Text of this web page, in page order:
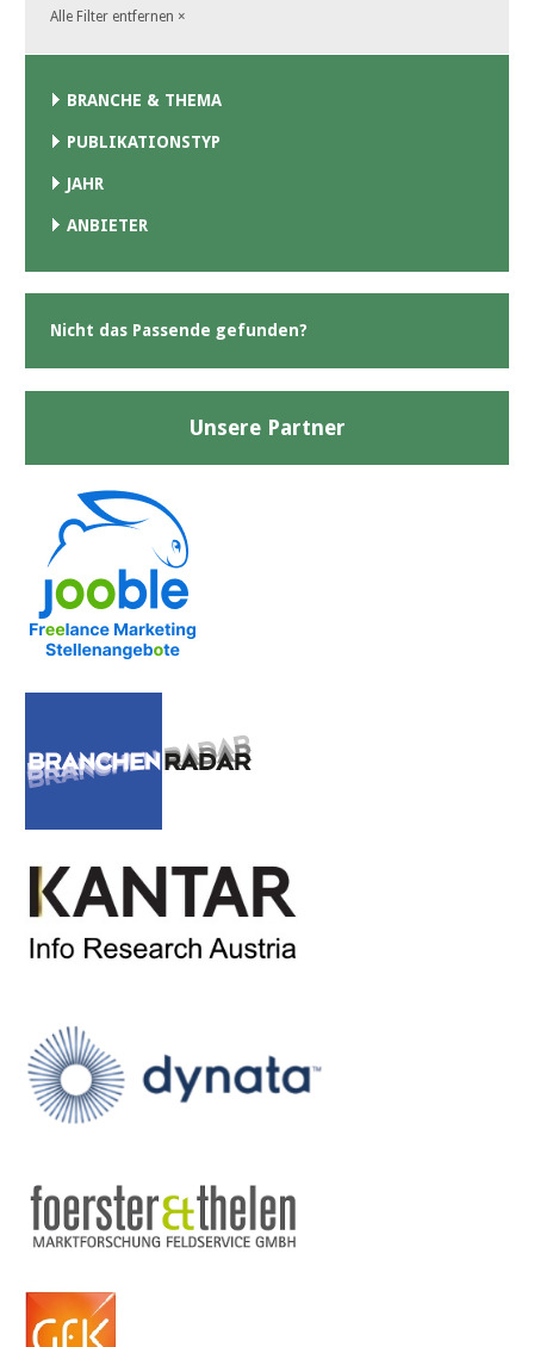
Alle Filter entfernen ×
BRANCHE & THEMA
PUBLIKATIONSTYP
JAHR
ANBIETER
Nicht das Passende gefunden?
Unsere Partner